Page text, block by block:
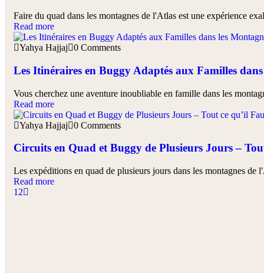
Faire du quad dans les montagnes de l'Atlas est une expérience
Read more
Yahya Hajjaj 0 Comments
Les Itinéraires en Buggy Adaptés aux Familles
Vous cherchez une aventure inoubliable en famille dans les
Read more
Yahya Hajjaj 0 Comments
Circuits en Quad et Buggy de Plusieurs Jours –
Les expéditions en quad de plusieurs jours dans les montagnes de
Read more
1 2